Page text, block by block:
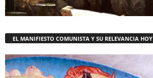
EL MANIFIESTO COMUNISTA Y SU RELEVANCIA HOY